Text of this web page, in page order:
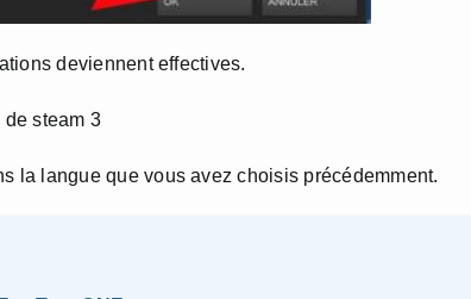
deviennent effectives.
la langue que vous avez choisis précédemment.